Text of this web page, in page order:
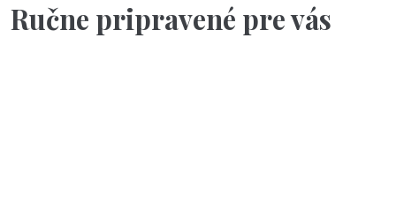
Ručne pripravené pre vás